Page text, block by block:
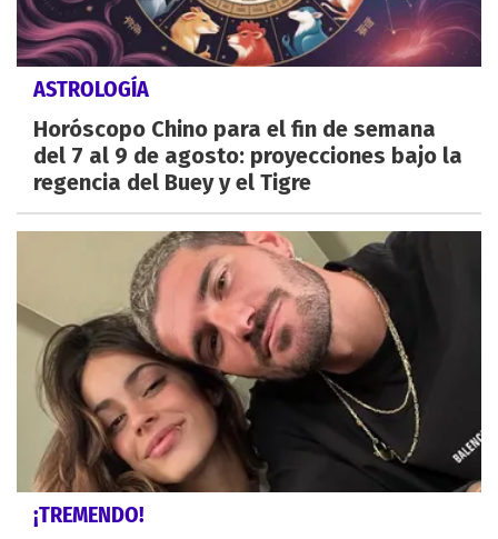
ASTROLOGÍA
Horóscopo Chino para el fin de semana
del 7 al 9 de agosto: proyecciones bajo la
regencia del Buey y el Tigre
¡TREMENDO!